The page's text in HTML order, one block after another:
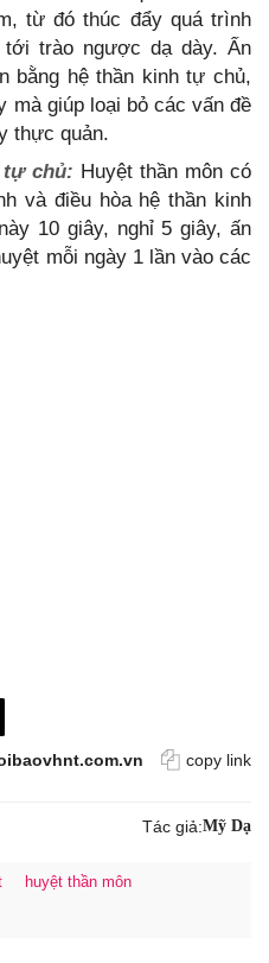
từ đó thúc đẩy quá trình
trào ngược dạ dày. Ấn
bằng hệ thần kinh tự chủ,
mà giúp loại bỏ các vấn đề
thực quản.
tự chủ: Huyệt thần môn có
và điều hòa hệ thần kinh
10 giây, nghỉ 5 giây, ấn
mỗi ngày 1 lần vào các
copy link
Tác giả:Mỹ Dạ
huyệt thần môn